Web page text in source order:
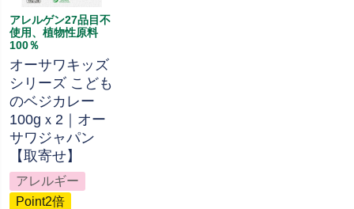
アレルゲン27品目不
使用、植物性原料
100％
オーサワキッズ
シリーズ こども
のベジカレー
100gｘ2｜オー
サワジャパン
【取寄せ】
アレルギー
Point2倍